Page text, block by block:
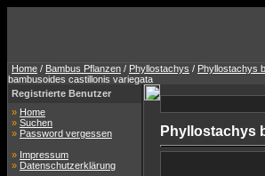
Home / Bambus Pflanzen / Phyllostachys / Phyllostachys
bambusoides castillonis variegata
Registrierte Benutzer
» Home
» Suchen
» Password vergessen
» Impressum
» Datenschutzerklärung
Phyllostachys